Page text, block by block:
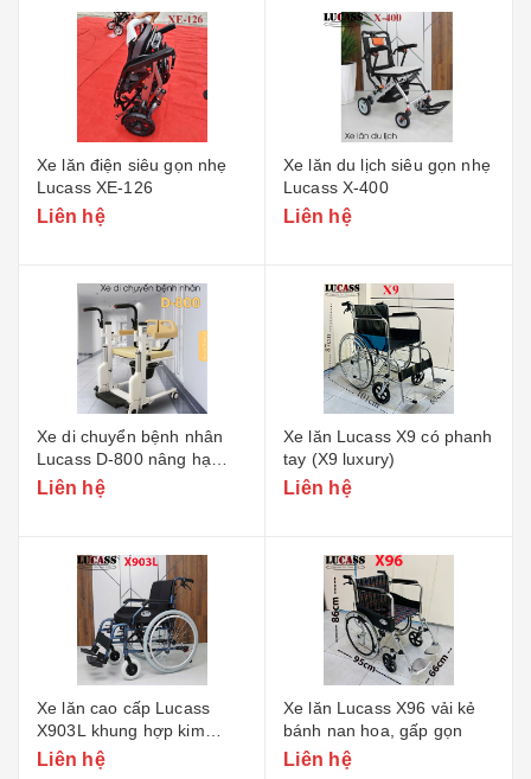
Xe lăn điện siêu gọn nhẹ
Lucass XE-126
Liên hệ
Xe lăn du lịch siêu gọn nhẹ
Lucass X-400
Liên hệ
Xe di chuyển bệnh nhân
Lucass D-800 nâng hạ
điện
Liên hệ
Xe lăn Lucass X9 có phanh
tay (X9 luxury)
Liên hệ
Xe lăn cao cấp Lucass
X903L khung hợp kim
nhôm
Liên hệ
Xe lăn Lucass X96 vải kẻ
bánh nan hoa, gấp gọn
Liên hệ